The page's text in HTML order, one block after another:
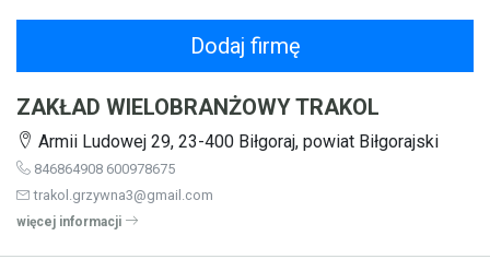
Dodaj firmę
ZAKŁAD WIELOBRANŻOWY TRAKOL
Armii Ludowej 29, 23-400 Biłgoraj, powiat Biłgorajski
846864908 600978675
trakol.grzywna3@gmail.com
więcej informacji